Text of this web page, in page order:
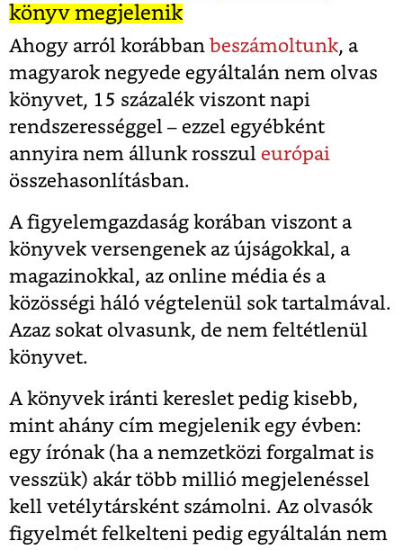
könyv megjelenik
Ahogy arról korábban beszámoltunk, a
magyarok negyede egyáltalán nem olvas
könyvet, 15 százalék viszont napi
rendszerességgel – ezzel egyébként
annyira nem állunk rosszul európai
összehasonlításban.
A figyelemgazdaság korában viszont a
könyvek versengenek az újságokkal, a
magazinokkal, az online média és a
közösségi háló végtelenül sok tartalmával.
Azaz sokat olvasunk, de nem feltétlenül
könyvet.
A könyvek iránti kereslet pedig kisebb,
mint ahány cím megjelenik egy évben:
egy írónak (ha a nemzetközi forgalmat is
vesszük) akár több millió megjelenéssel
kell vetélytársként számolni. Az olvasók
figyelmét felkelteni pedig egyáltalán nem